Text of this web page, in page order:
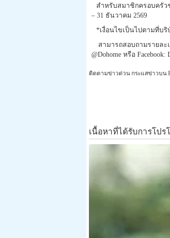
สำหรับสมาชิกครอบครั
– 31 ธันวาคม 2569
*เงื่อนไขเป็นไปตามที่บ
สามารถสอบถามรายละ
@Dohome หรือ Facebook:
ติดตามข่าวด่วน กระแสข่าวบน